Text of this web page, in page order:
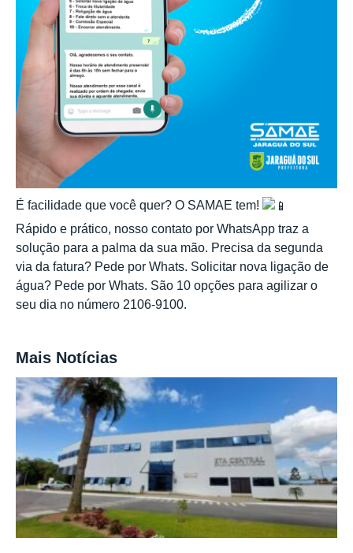
É facilidade que você quer? O SAMAE tem!
Rápido e prático, nosso contato por WhatsApp traz a
solução para a palma da sua mão. Precisa da segunda
via da fatura? Pede por Whats. Solicitar nova ligação de
água? Pede por Whats. São 10 opções para agilizar o
seu dia no número 2106-9100.
Mais Notícias